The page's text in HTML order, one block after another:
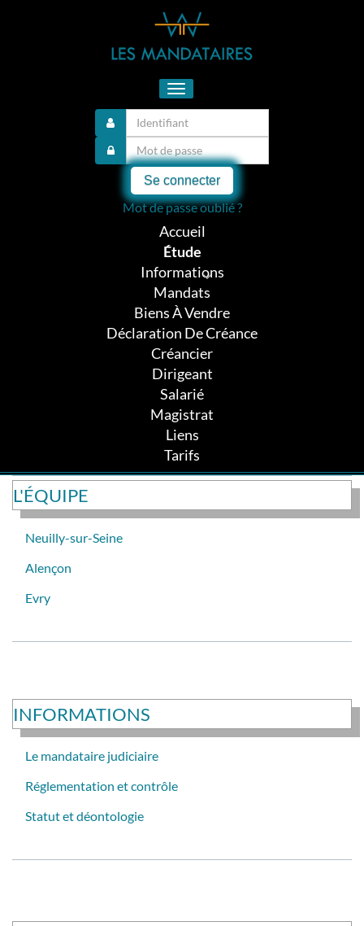
Toggle
navigation
Se connecter
Mot de passe oublié ?
Accueil
Étude
Informations
Mandats
Biens À Vendre
Déclaration De Créance
Créancier
Dirigeant
Salarié
Magistrat
Liens
Tarifs
L'ÉQUIPE
Neuilly-sur-Seine
Alençon
Evry
INFORMATIONS
Le mandataire judiciaire
Réglementation et contrôle
Statut et déontologie